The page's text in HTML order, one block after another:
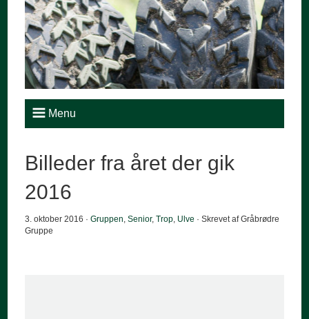
Menu
Billeder fra året der gik
2016
3. oktober 2016 ·Gruppen,Senior,Trop, Ulve · Skrevet af Gråbrødre
Gruppe